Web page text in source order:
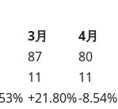
3月 4月
87 80
11 11
+21.80%-8.54%